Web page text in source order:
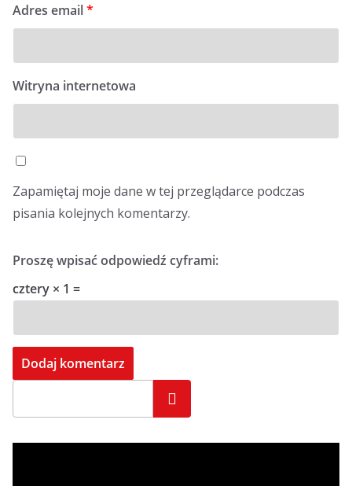
Adres email*
Witryna internetowa
Zapamiętaj moje dane w tej przeglądarce podczas
pisania kolejnych komentarzy.
Proszę wpisać odpowiedź cyframi:
cztery × 1 =
Szukaj